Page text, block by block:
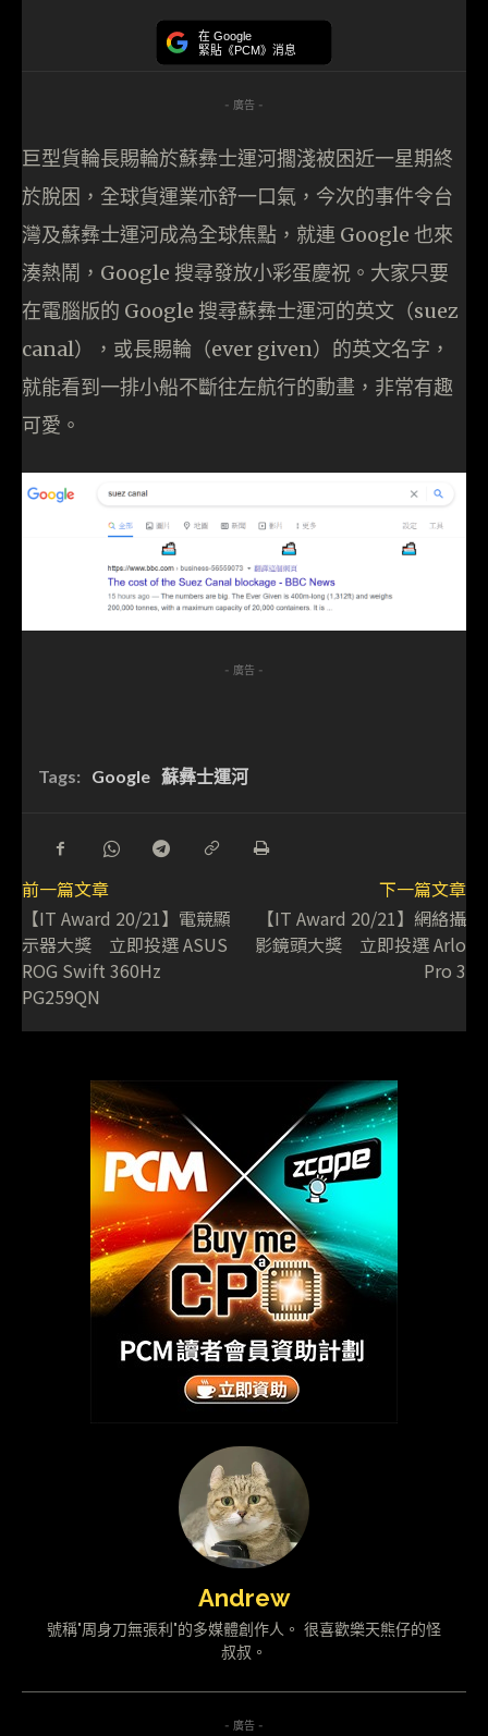
在 Google
緊貼《PCM》消息
- 廣告 -
巨型貨輪長賜輪於蘇彝士運河擱淺被困近一星期終
於脫困，全球貨運業亦舒一口氣，今次的事件令台
灣及蘇彝士運河成為全球焦點，就連 Google 也來
湊熱鬧，Google 搜尋發放小彩蛋慶祝。大家只要
在電腦版的 Google 搜尋蘇彝士運河的英文（suez
canal），或長賜輪（ever given）的英文名字，
就能看到一排小船不斷往左航行的動畫，非常有趣
可愛。
- 廣告 -
Tags: Google 蘇彝士運河
前一篇文章
【IT Award 20/21】電競顯
示器大獎 立即投選 ASUS
ROG Swift 360Hz
PG259QN
下一篇文章
【IT Award 20/21】網絡攝
影鏡頭大獎 立即投選 Arlo
Pro 3
Andrew
號稱"周身刀無張利"的多媒體創作人。 很喜歡樂天熊仔的怪
叔叔。
- 廣告 -